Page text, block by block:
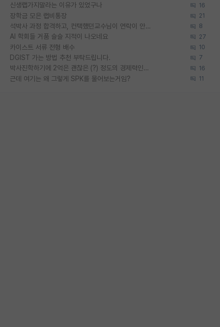
신생랩가지말라는 이유가 있었구나 16
장학금 모은 랩비통장 21
석박사 과정 합격하고, 컨택했던교수님이 연락이 안됩니다... 8
AI 학회들 거품 슬슬 지적이 나오네요 27
카이스트 서류 전형 배수 10
DGIST 가는 방법 추천 부탁드립니다. 7
박사진학하기에 2억은 괜찮은 (?) 정도의 경제력인가요 16
근데 여기는 왜 그렇게 SPK를 물어보는거임? 11